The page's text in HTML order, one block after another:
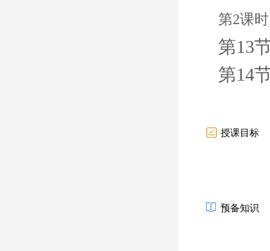
第2课
第13
第14
授课目标
预备知识